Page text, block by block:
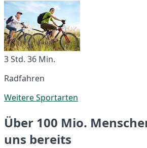
3 Std. 36 Min.
Radfahren
Weitere Sportarten
Über 100 Mio.
uns bereits